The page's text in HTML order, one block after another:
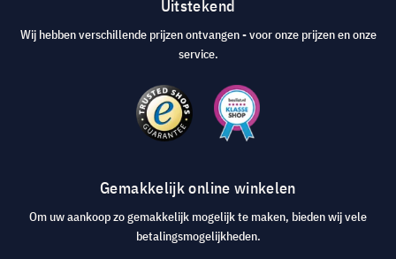
Uitstekend
Wij hebben verschillende prijzen ontvangen - voor onze prijzen en onze
service.
Gemakkelijk online winkelen
Om uw aankoop zo gemakkelijk mogelijk te maken, bieden wij vele
betalingsmogelijkheden.